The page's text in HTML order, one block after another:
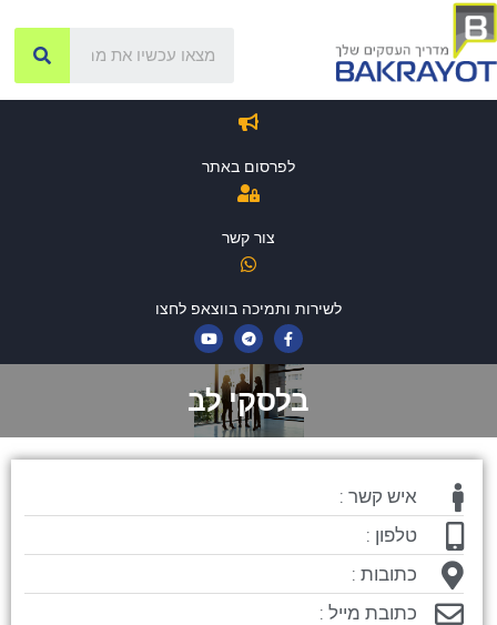
לפרסום באתר
צור קשר
לשירות ותמיכה בווצאפ לחצו
בלסקי לב
איש קשר :
טלפון :
כתובות :
כתובת מייל :